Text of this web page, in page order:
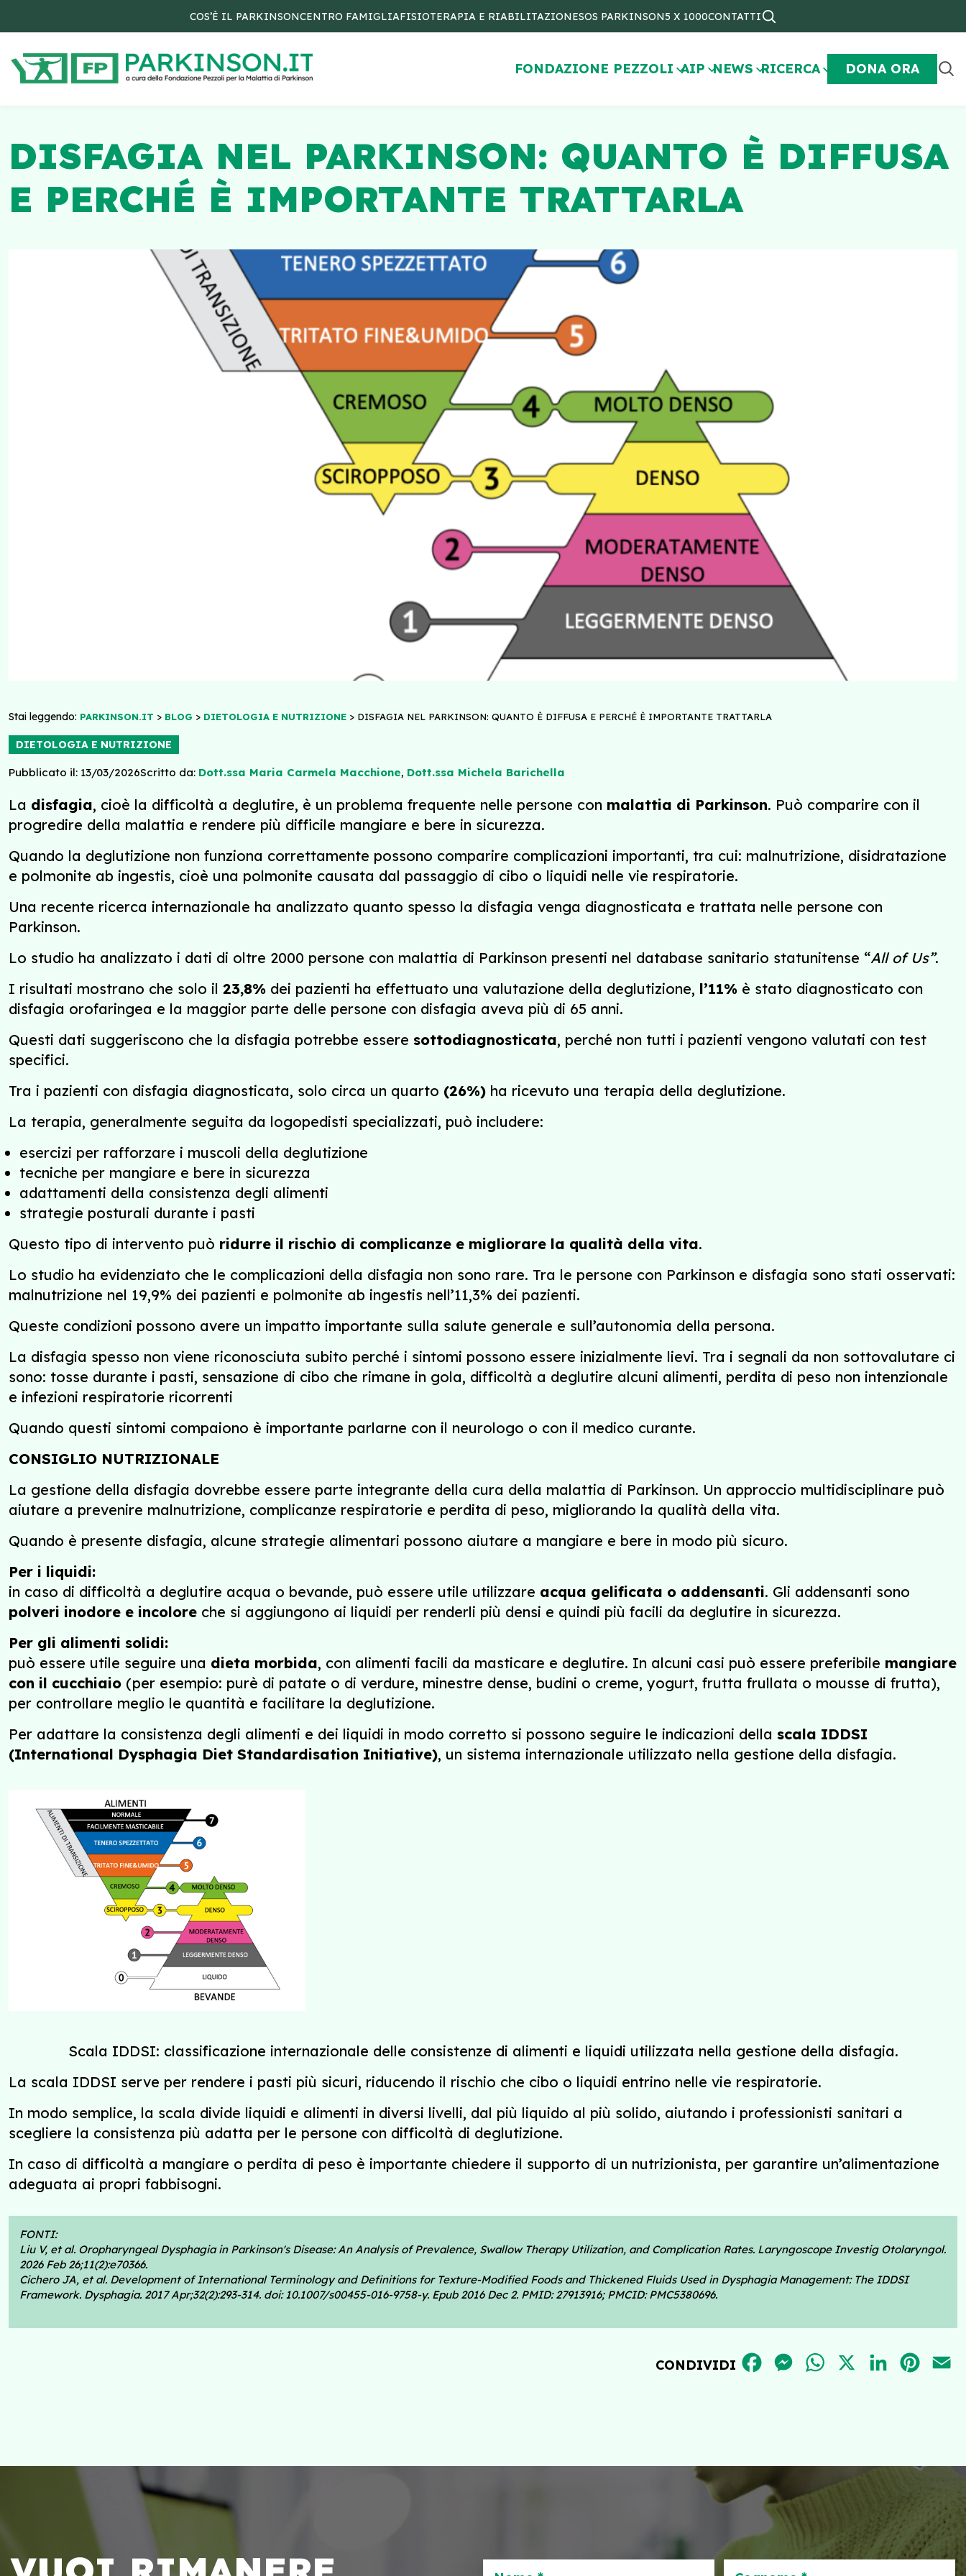
COS’È IL PARKINSONCENTRO FAMIGLIAFISIOTERAPIA E RIABILITAZIONESOS PARKINSON5 X 1000CONTATTI
FONDAZIONE PEZZOLI AIP NEWS RICERCA DONA ORA
DISFAGIA NEL PARKINSON: QUANTO È DIFFUSA
E PERCHÉ È IMPORTANTE TRATTARLA
Stai leggendo: PARKINSON.IT > BLOG > DIETOLOGIA E NUTRIZIONE > DISFAGIA NEL PARKINSON: QUANTO È DIFFUSA E PERCHÉ È IMPORTANTE TRATTARLA
DIETOLOGIA E NUTRIZIONE
Pubblicato il: 13/03/2026Scritto da: Dott.ssa Maria Carmela Macchione, Dott.ssa Michela Barichella
La disfagia, cioè la difficoltà a deglutire, è un problema frequente nelle persone con malattia di Parkinson. Può comparire con il
progredire della malattia e rendere più difficile mangiare e bere in sicurezza.
Quando la deglutizione non funziona correttamente possono comparire complicazioni importanti, tra cui: malnutrizione, disidratazione
e polmonite ab ingestis, cioè una polmonite causata dal passaggio di cibo o liquidi nelle vie respiratorie.
Una recente ricerca internazionale ha analizzato quanto spesso la disfagia venga diagnosticata e trattata nelle persone con
Parkinson.
Lo studio ha analizzato i dati di oltre 2000 persone con malattia di Parkinson presenti nel database sanitario statunitense “All of Us”.
I risultati mostrano che solo il 23,8% dei pazienti ha effettuato una valutazione della deglutizione, l’11% è stato diagnosticato con
disfagia orofaringea e la maggior parte delle persone con disfagia aveva più di 65 anni.
Questi dati suggeriscono che la disfagia potrebbe essere sottodiagnosticata, perché non tutti i pazienti vengono valutati con test
specifici.
Tra i pazienti con disfagia diagnosticata, solo circa un quarto (26%) ha ricevuto una terapia della deglutizione.
La terapia, generalmente seguita da logopedisti specializzati, può includere:
esercizi per rafforzare i muscoli della deglutizione
tecniche per mangiare e bere in sicurezza
adattamenti della consistenza degli alimenti
strategie posturali durante i pasti
Questo tipo di intervento può ridurre il rischio di complicanze e migliorare la qualità della vita.
Lo studio ha evidenziato che le complicazioni della disfagia non sono rare. Tra le persone con Parkinson e disfagia sono stati osservati:
malnutrizione nel 19,9% dei pazienti e polmonite ab ingestis nell’11,3% dei pazienti.
Queste condizioni possono avere un impatto importante sulla salute generale e sull’autonomia della persona.
La disfagia spesso non viene riconosciuta subito perché i sintomi possono essere inizialmente lievi. Tra i segnali da non sottovalutare ci
sono: tosse durante i pasti, sensazione di cibo che rimane in gola, difficoltà a deglutire alcuni alimenti, perdita di peso non intenzionale
e infezioni respiratorie ricorrenti
Quando questi sintomi compaiono è importante parlarne con il neurologo o con il medico curante.
CONSIGLIO NUTRIZIONALE
La gestione della disfagia dovrebbe essere parte integrante della cura della malattia di Parkinson. Un approccio multidisciplinare può
aiutare a prevenire malnutrizione, complicanze respiratorie e perdita di peso, migliorando la qualità della vita.
Quando è presente disfagia, alcune strategie alimentari possono aiutare a mangiare e bere in modo più sicuro.
Per i liquidi:
in caso di difficoltà a deglutire acqua o bevande, può essere utile utilizzare acqua gelificata o addensanti. Gli addensanti sono
polveri inodore e incolore che si aggiungono ai liquidi per renderli più densi e quindi più facili da deglutire in sicurezza.
Per gli alimenti solidi:
può essere utile seguire una dieta morbida, con alimenti facili da masticare e deglutire. In alcuni casi può essere preferibile mangiare
con il cucchiaio (per esempio: purè di patate o di verdure, minestre dense, budini o creme, yogurt, frutta frullata o mousse di frutta),
per controllare meglio le quantità e facilitare la deglutizione.
Per adattare la consistenza degli alimenti e dei liquidi in modo corretto si possono seguire le indicazioni della scala IDDSI
(International Dysphagia Diet Standardisation Initiative), un sistema internazionale utilizzato nella gestione della disfagia.
Scala IDDSI: classificazione internazionale delle consistenze di alimenti e liquidi utilizzata nella gestione della disfagia.
La scala IDDSI serve per rendere i pasti più sicuri, riducendo il rischio che cibo o liquidi entrino nelle vie respiratorie.
In modo semplice, la scala divide liquidi e alimenti in diversi livelli, dal più liquido al più solido, aiutando i professionisti sanitari a
scegliere la consistenza più adatta per le persone con difficoltà di deglutizione.
In caso di difficoltà a mangiare o perdita di peso è importante chiedere il supporto di un nutrizionista, per garantire un’alimentazione
adeguata ai propri fabbisogni.
FONTI:
Liu V, et al. Oropharyngeal Dysphagia in Parkinson's Disease: An Analysis of Prevalence, Swallow Therapy Utilization, and Complication Rates. Laryngoscope Investig Otolaryngol.
2026 Feb 26;11(2):e70366.
Cichero JA, et al. Development of International Terminology and Definitions for Texture-Modified Foods and Thickened Fluids Used in Dysphagia Management: The IDDSI
Framework. Dysphagia. 2017 Apr;32(2):293-314. doi: 10.1007/s00455-016-9758-y. Epub 2016 Dec 2. PMID: 27913916; PMCID: PMC5380696.
CONDIVIDI FACEBOOKMESSENGER
WHATSAPPLINKEDIN